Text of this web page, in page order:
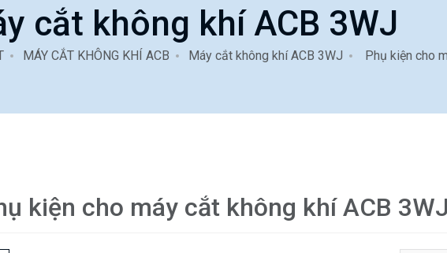
cắt không khí ACB 3WJ
MÁY CẮT KHÔNG KHÍ ACB Máy cắt không khí ACB 3WJ Phụ kiện cho
kiện cho máy cắt không khí ACB 3WJ